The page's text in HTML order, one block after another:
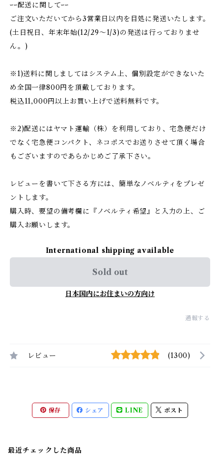
ｰｰ配送に関してｰｰ
ご注文いただいてから3営業日以内を目処に発送いたします。
(土日祝日、年末年始(12/29〜1/3)の発送は行っておりませ
ん。)
※1)送料に関しましてはシステム上、個別設定ができないた
め全国一律800円を頂戴しております。
税込11,000円以上お買い上げで送料無料です。
※2)配送にはヤマト運輸（株）を利用しており、宅急便だけ
でなく宅急便コンパクト、ネコポスでお送りさせて頂く場合
もございますのであらかじめご了承下さい。
レビューを書いて下さる方には、簡単なノベルティをプレゼ
ントします。
購入時、要望の備考欄に『ノベルティ希望』と入力の上、ご
購入お願いします。
International shipping available
Sold out
日本国内にお住まいの方向け
通報する
レビュー (1300)
保存 シェア LINE ポスト
最近チェックした商品